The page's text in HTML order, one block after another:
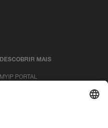
DESCOBRIR MAIS
MYIP PORTAL